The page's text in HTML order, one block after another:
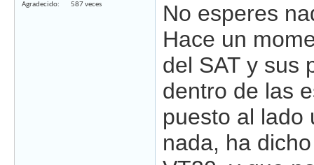
Agradecido
587 veces
No esperes
Hace un
del SAT y sus
dentro de las
puesto al lado
nada, ha